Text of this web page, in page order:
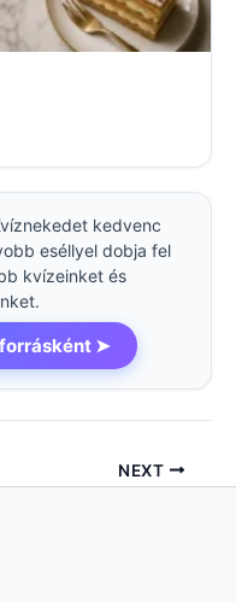
kedvenc
eséllyel dobja fel
kvízeinket és
➤
NEXT